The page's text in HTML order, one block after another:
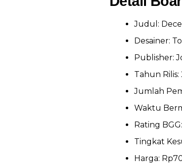
Judul:
Desainer:
Publisher:
Tahun Rilis:
Jumlah
Waktu
Rating
Tingkat
Harga: